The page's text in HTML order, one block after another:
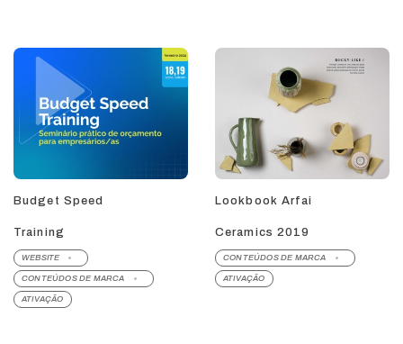
Budget Speed
Training
WEBSITE
CONTEÚDOS DE MARCA
ATIVAÇÃO
Lookbook Arfai
Ceramics 2019
CONTEÚDOS DE MARCA
ATIVAÇÃO